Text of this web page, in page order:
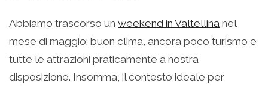
Abbiamo trascorso un weekend in Valtellina nel
mese di maggio: buon clima, ancora poco turismo e
tutte le attrazioni praticamente a nostra
disposizione. Insomma, il contesto ideale per